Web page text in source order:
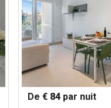
De € 84par nuit